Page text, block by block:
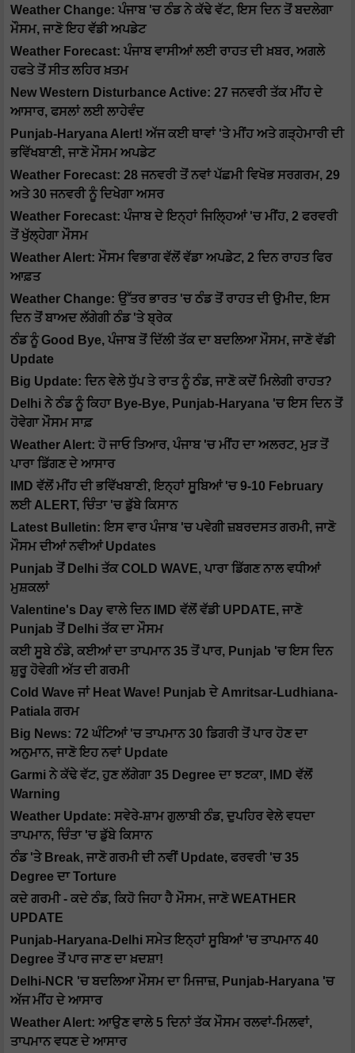
Weather Change: ਪੰਜਾਬ 'ਚ ਠੰਡ ਨੇ ਕੱਢੇ ਵੱਟ, ਇਸ ਦਿਨ ਤੋਂ ਬਦਲੇਗਾ
ਮੌਸਮ, ਜਾਣੋ ਇਹ ਵੱਡੀ ਅਪਡੇਟ
Weather Forecast: ਪੰਜਾਬ ਵਾਸੀਆਂ ਲਈ ਰਾਹਤ ਦੀ ਖ਼ਬਰ, ਅਗਲੇ
ਹਫਤੇ ਤੋਂ ਸੀਤ ਲਹਿਰ ਖ਼ਤਮ
New Western Disturbance Active: 27 ਜਨਵਰੀ ਤੱਕ ਮੀਂਹ ਦੇ
ਆਸਾਰ, ਫਸਲਾਂ ਲਈ ਲਾਹੇਵੰਦ
Punjab-Haryana Alert! ਅੱਜ ਕਈ ਥਾਵਾਂ 'ਤੇ ਮੀਂਹ ਅਤੇ ਗੜ੍ਹੇਮਾਰੀ ਦੀ
ਭਵਿੱਖਬਾਣੀ, ਜਾਣੋ ਮੌਸਮ ਅਪਡੇਟ
Weather Forecast: 28 ਜਨਵਰੀ ਤੋਂ ਨਵਾਂ ਪੱਛਮੀ ਵਿਖੋਭ ਸਰਗਰਮ, 29
ਅਤੇ 30 ਜਨਵਰੀ ਨੂੰ ਦਿਖੇਗਾ ਅਸਰ
Weather Forecast: ਪੰਜਾਬ ਦੇ ਇਨ੍ਹਾਂ ਜਿਲ੍ਹਿਆਂ 'ਚ ਮੀਂਹ, 2 ਫਰਵਰੀ
ਤੋਂ ਖੁੱਲ੍ਹੇਗਾ ਮੌਸਮ
Weather Alert: ਮੌਸਮ ਵਿਭਾਗ ਵੱਲੋਂ ਵੱਡਾ ਅਪਡੇਟ, 2 ਦਿਨ ਰਾਹਤ ਫਿਰ
ਆਫ਼ਤ
Weather Change: ਉੱਤਰ ਭਾਰਤ 'ਚ ਠੰਡ ਤੋਂ ਰਾਹਤ ਦੀ ਉਮੀਦ, ਇਸ
ਦਿਨ ਤੋਂ ਬਾਅਦ ਲੱਗੇਗੀ ਠੰਡ 'ਤੇ ਬ੍ਰੇਕ
ਠੰਡ ਨੂੰ Good Bye, ਪੰਜਾਬ ਤੋਂ ਦਿੱਲੀ ਤੱਕ ਦਾ ਬਦਲਿਆ ਮੌਸਮ, ਜਾਣੋ ਵੱਡੀ
Update
Big Update: ਦਿਨ ਵੇਲੇ ਧੁੱਪ ਤੇ ਰਾਤ ਨੂੰ ਠੰਡ, ਜਾਣੋ ਕਦੋਂ ਮਿਲੇਗੀ ਰਾਹਤ?
Delhi ਨੇ ਠੰਡ ਨੂੰ ਕਿਹਾ Bye-Bye, Punjab-Haryana 'ਚ ਇਸ ਦਿਨ ਤੋਂ
ਹੋਵੇਗਾ ਮੌਸਮ ਸਾਫ਼
Weather Alert: ਹੋ ਜਾਓ ਤਿਆਰ, ਪੰਜਾਬ 'ਚ ਮੀਂਹ ਦਾ ਅਲਰਟ, ਮੁੜ ਤੋਂ
ਪਾਰਾ ਡਿੱਗਣ ਦੇ ਆਸਾਰ
IMD ਵੱਲੋਂ ਮੀਂਹ ਦੀ ਭਵਿੱਖਬਾਣੀ, ਇਨ੍ਹਾਂ ਸੂਬਿਆਂ 'ਚ 9-10 February
ਲਈ ALERT, ਚਿੰਤਾ 'ਚ ਡੁੱਬੇ ਕਿਸਾਨ
Latest Bulletin: ਇਸ ਵਾਰ ਪੰਜਾਬ 'ਚ ਪਵੇਗੀ ਜ਼ਬਰਦਸਤ ਗਰਮੀ, ਜਾਣੋ
ਮੌਸਮ ਦੀਆਂ ਨਵੀਆਂ Updates
Punjab ਤੋਂ Delhi ਤੱਕ COLD WAVE, ਪਾਰਾ ਡਿੱਗਣ ਨਾਲ ਵਧੀਆਂ
ਮੁਸ਼ਕਲਾਂ
Valentine's Day ਵਾਲੇ ਦਿਨ IMD ਵੱਲੋਂ ਵੱਡੀ UPDATE, ਜਾਣੋ
Punjab ਤੋਂ Delhi ਤੱਕ ਦਾ ਮੌਸਮ
ਕਈ ਸੂਬੇ ਠੰਡੇ, ਕਈਆਂ ਦਾ ਤਾਪਮਾਨ 35 ਤੋਂ ਪਾਰ, Punjab 'ਚ ਇਸ ਦਿਨ
ਸ਼ੁਰੂ ਹੋਵੇਗੀ ਅੱਤ ਦੀ ਗਰਮੀ
Cold Wave ਜਾਂ Heat Wave! Punjab ਦੇ Amritsar-Ludhiana-
Patiala ਗਰਮ
Big News: 72 ਘੰਟਿਆਂ 'ਚ ਤਾਪਮਾਨ 30 ਡਿਗਰੀ ਤੋਂ ਪਾਰ ਹੋਣ ਦਾ
ਅਨੁਮਾਨ, ਜਾਣੋ ਇਹ ਨਵਾਂ Update
Garmi ਨੇ ਕੱਢੇ ਵੱਟ, ਹੁਣ ਲੱਗੇਗਾ 35 Degree ਦਾ ਝਟਕਾ, IMD ਵੱਲੋਂ
Warning
Weather Update: ਸਵੇਰੇ-ਸ਼ਾਮ ਗੁਲਾਬੀ ਠੰਡ, ਦੁਪਹਿਰ ਵੇਲੇ ਵਧਦਾ
ਤਾਪਮਾਨ, ਚਿੰਤਾ 'ਚ ਡੁੱਬੇ ਕਿਸਾਨ
ਠੰਡ 'ਤੇ Break, ਜਾਣੋ ਗਰਮੀ ਦੀ ਨਵੀਂ Update, ਫਰਵਰੀ 'ਚ 35
Degree ਦਾ Torture
ਕਦੇ ਗਰਮੀ - ਕਦੇ ਠੰਡ, ਕਿਹੋ ਜਿਹਾ ਹੈ ਮੌਸਮ, ਜਾਣੋ WEATHER
UPDATE
Punjab-Haryana-Delhi ਸਮੇਤ ਇਨ੍ਹਾਂ ਸੂਬਿਆਂ 'ਚ ਤਾਪਮਾਨ 40
Degree ਤੋਂ ਪਾਰ ਜਾਣ ਦਾ ਖ਼ਦਸ਼ਾ!
Delhi-NCR 'ਚ ਬਦਲਿਆ ਮੌਸਮ ਦਾ ਮਿਜਾਜ਼, Punjab-Haryana 'ਚ
ਅੱਜ ਮੀਂਹ ਦੇ ਆਸਾਰ
Weather Alert: ਆਉਣ ਵਾਲੇ 5 ਦਿਨਾਂ ਤੱਕ ਮੌਸਮ ਰਲਵਾਂ-ਮਿਲਵਾਂ,
ਤਾਪਮਾਨ ਵਧਣ ਦੇ ਆਸਾਰ